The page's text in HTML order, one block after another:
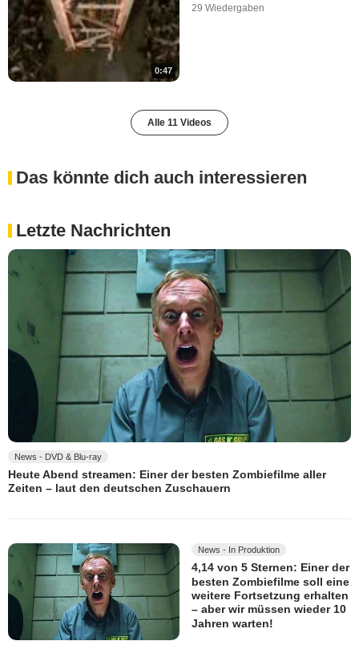
0:47
29 Wiedergaben
Alle 11 Videos
Das könnte dich auch interessieren
Letzte Nachrichten
News - DVD & Blu-ray
Heute Abend streamen: Einer der besten Zombiefilme aller
Zeiten – laut den deutschen Zuschauern
News - In Produktion
4,14 von 5 Sternen: Einer der
besten Zombiefilme soll eine
weitere Fortsetzung erhalten
– aber wir müssen wieder 10
Jahren warten!